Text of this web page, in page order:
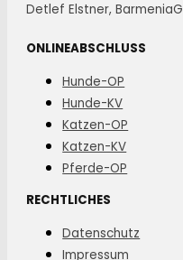
Detlef Elstner,
ONLINEABSCHLUSS
Hunde-OP
Hunde-KV
Katzen-OP
Katzen-KV
Pferde-OP
RECHTLICHES
Datenschutz
Impressum